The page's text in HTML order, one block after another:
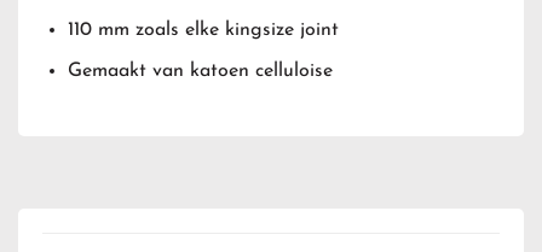
110 mm zoals elke kingsize joint
Gemaakt van katoen celluloise